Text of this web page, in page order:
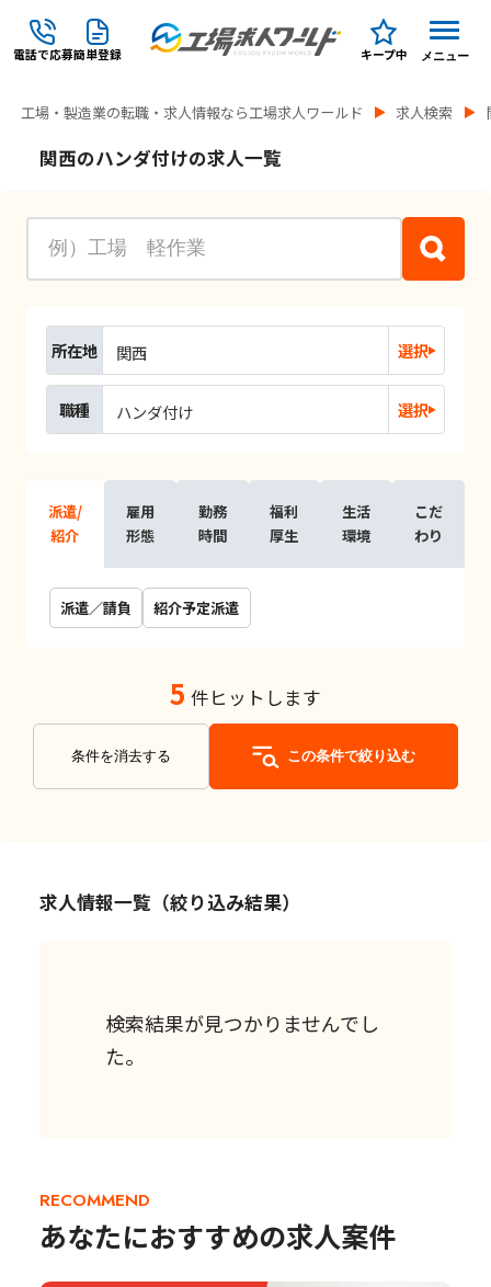
電話で応募簡単登録 キープ中 メニュー
工場・製造業の転職・求人情報なら工場求人ワールド 求人検索
関西のハンダ付けの求人一覧
所在地 関西 選択
職種 ハンダ付け 選択
派遣/
紹介
雇用
形態
勤務
時間
福利
厚生
生活
環境
こだ
わり
派遣／請負 紹介予定派遣
5 件ヒットします
条件を消去する この条件で絞り込む
求人情報一覧（絞り込み結果）
検索結果が見つかりませんでし
た。
RECOMMEND
あなたにおすすめの求人案件